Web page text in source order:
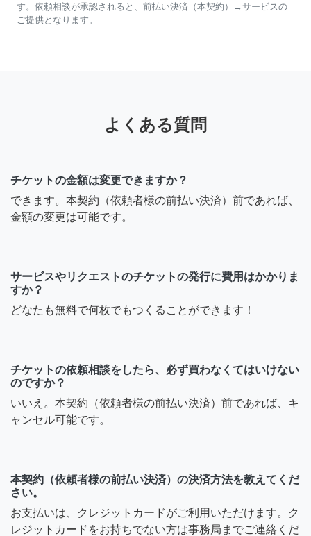
す。依頼相談が承認されると、前払い決済（本契約）→サービスの
ご提供となります。
よくある質問
チケットの金額は変更できますか？
できます。本契約（依頼者様の前払い決済）前であれば、
金額の変更は可能です。
サービスやリクエストのチケットの発行に費用はかかりま
すか？
どなたも無料で何枚でもつくることができます！
チケットの依頼相談をしたら、必ず買わなくてはいけない
のですか？
いいえ。本契約（依頼者様の前払い決済）前であれば、キ
ャンセル可能です。
本契約（依頼者様の前払い決済）の決済方法を教えてくだ
さい。
お支払いは、クレジットカードがご利用いただけます。ク
レジットカードをお持ちでない方は事務局までご連絡くだ